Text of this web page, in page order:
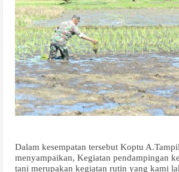
Dalam kesempatan tersebut Koptu
menyampaikan, Kegiatan pendampingan
tani merupakan kegiatan rutin yang kami